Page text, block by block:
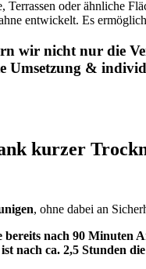
Terrassen oder ähnliche
entwickelt. Es
wir nicht nur die
Umsetzung &
kurzer
, ohne dabei an
nach 90 Minuten
ca. 2,5 Stunden